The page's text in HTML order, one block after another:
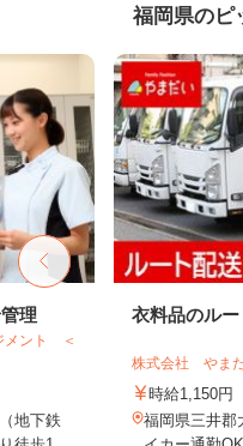
福岡県のピ
理
メント ＜
地下鉄
衣料品のル
株式会社 やま
時給1,150円
福岡県三井郡